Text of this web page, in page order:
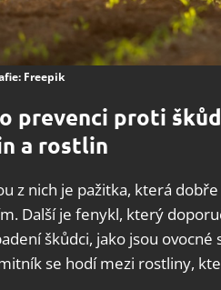
Freepik
prevenci proti
a rostlin
z nich je pažitka, která
Další je fenykl, který
škůdci, jako jsou
se hodí mezi rostliny,